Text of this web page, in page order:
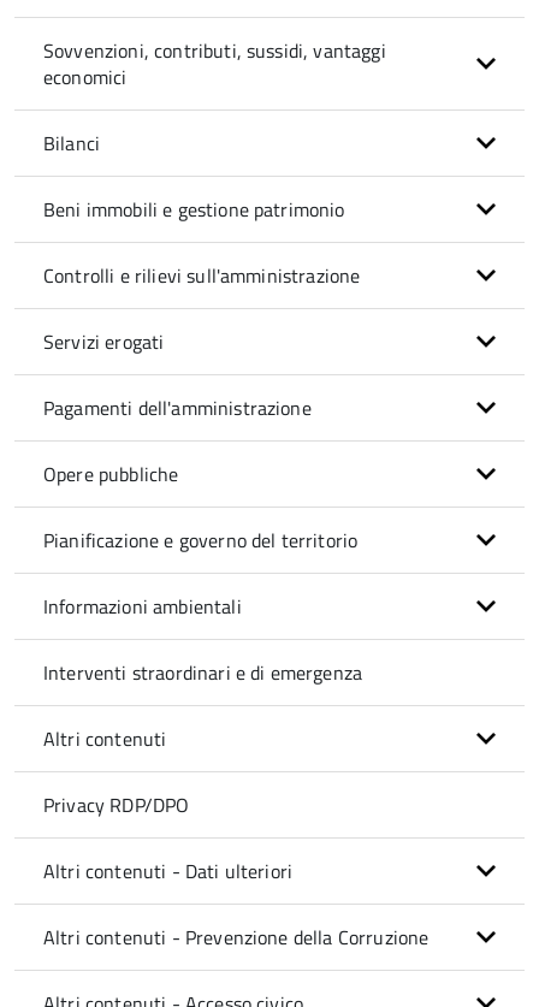
Sovvenzioni, contributi, sussidi, vantaggi
economici
Bilanci
Beni immobili e gestione patrimonio
Controlli e rilievi sull'amministrazione
Servizi erogati
Pagamenti dell'amministrazione
Opere pubbliche
Pianificazione e governo del territorio
Informazioni ambientali
Interventi straordinari e di emergenza
Altri contenuti
Privacy RDP/DPO
Altri contenuti - Dati ulteriori
Altri contenuti - Prevenzione della Corruzione